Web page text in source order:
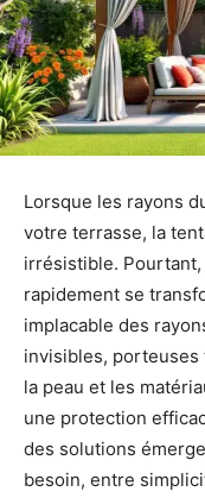
Lorsque les rayons
votre terrasse, la
irrésistible.
rapidement se
implacable des
invisibles, porteuses
la peau et les
une protection
des solutions
besoin, entre